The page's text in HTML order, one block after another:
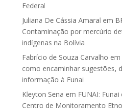
Federal
Juliana De Cássia Amaral em
Contaminação por mercúrio
indígenas na Bolívia
Fabrício de Souza Carvalho em
como encaminhar sugestões,
informação à Funai
Kleyton Sena em FUNAI:
Centro de Monitoramento